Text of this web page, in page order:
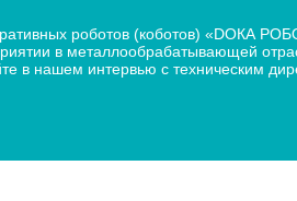
роботов (коботов) «DОКА
в металлообрабатывающей
в нашем интервью с